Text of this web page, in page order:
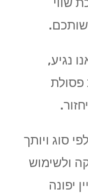
נגיע,
פסולת
סוג ויותך
ולשימוש
יפונה